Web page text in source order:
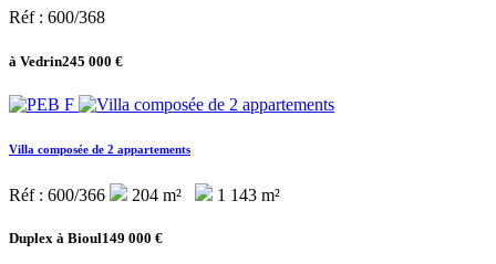
Réf : 600/368
à Vedrin245 000 €
Villa composée de 2 appartements
Réf : 600/366 204 m² 1 143 m²
Duplex à Bioul149 000 €